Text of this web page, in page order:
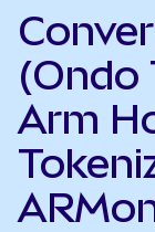
(Ondo
Arm